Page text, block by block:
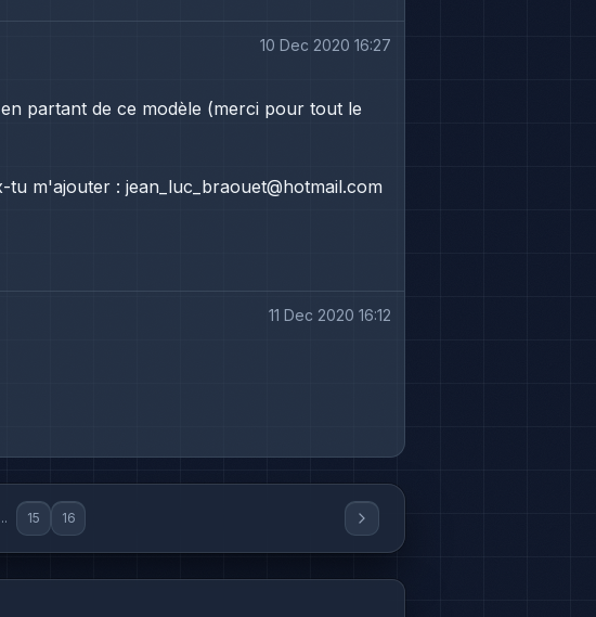
10 Dec 2020 16:27
partant de ce modèle (merci pour tout le
m'ajouter : jean_luc_braouet@hotmail.com
11 Dec 2020 16:12
... 15 16